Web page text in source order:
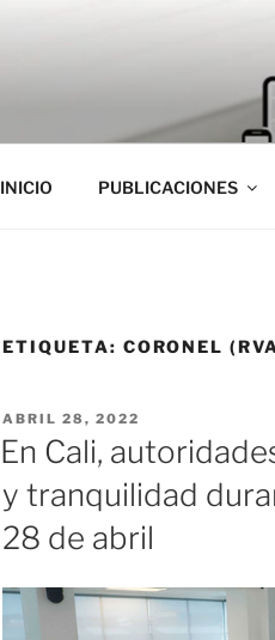
INICIO PUBLICACIONES
ETIQUETA: CORONEL
PUBLICADO
EL
ABRIL 28, 2022
En Cali,
y tranquilidad
28 de abril